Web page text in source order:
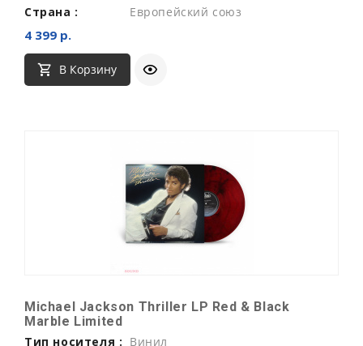
Страна :
Европейский союз
4 399 р.
В Корзину
Michael Jackson Thriller LP Red & Black
Marble Limited
Тип носителя : Винил